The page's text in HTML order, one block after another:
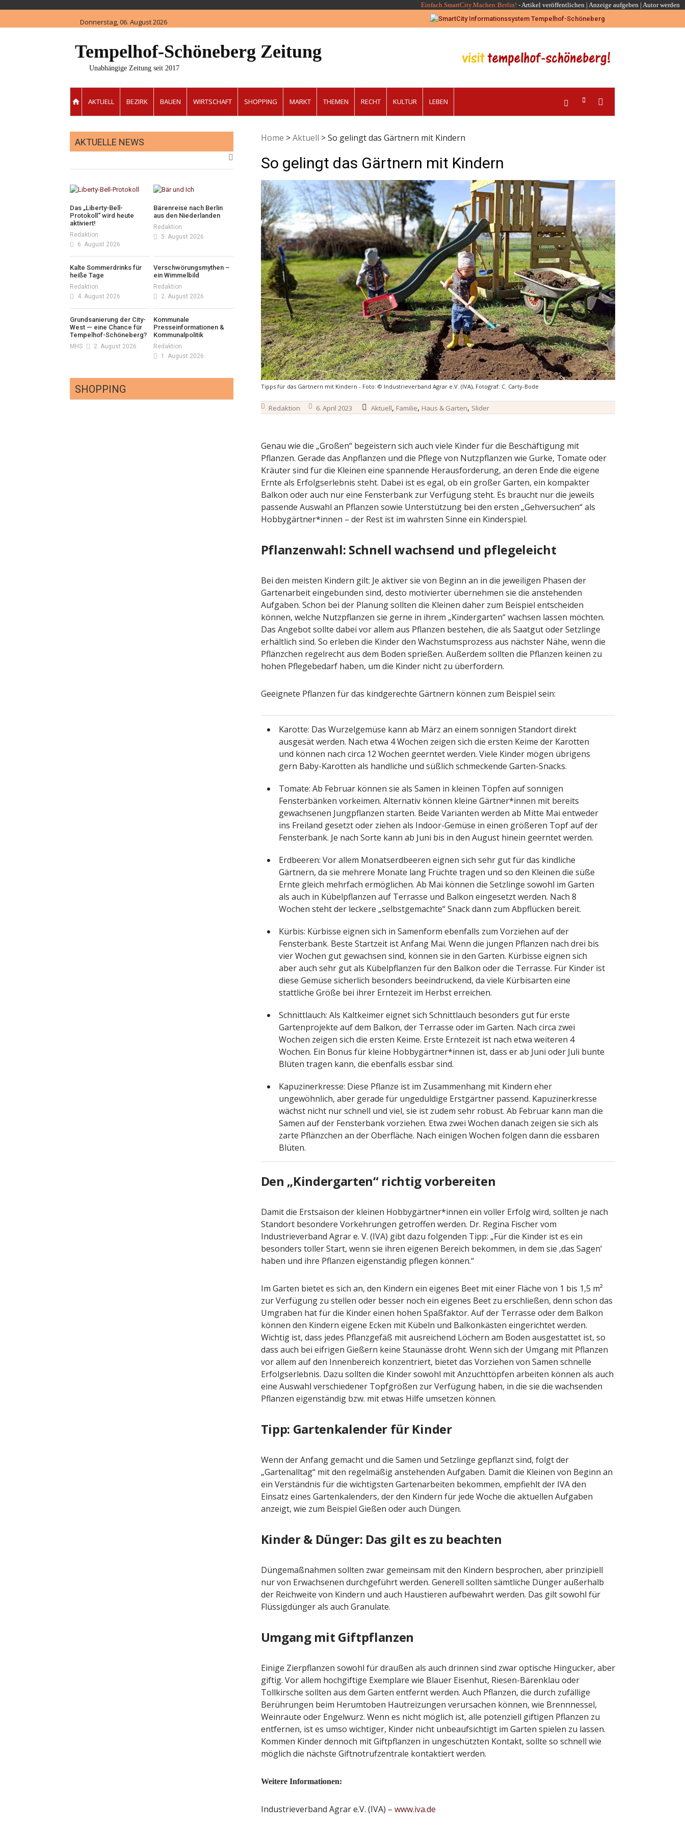
content
Einfach.SmartCity.Machen:Berlin! -Artikel veröffentlichen | Anzeige aufgeben | Autor werden
Donnerstag, 06. August 2026
Tempelhof-Schöneberg Zeitung
Unabhängige Zeitung seit 2017
AKTUELL BEZIRK BAUEN WIRTSCHAFT SHOPPING MARKT THEMEN RECHT KULTUR LEBEN
Home >Aktuell >So gelingt das Gärtnern mit Kindern
So gelingt das Gärtnern mit Kindern
Tipps für das Gärtnern mit Kindern - Foto: © Industrieverband Agrar e.V. (IVA), Fotograf: C. Carty-Bode
Redaktion 6. April 2023 Aktuell, Familie, Haus & Garten, Slider
Genau wie die „Großen“ begeistern sich auch viele Kinder für die Beschäftigung mit
Pflanzen. Gerade das Anpflanzen und die Pflege von Nutzpflanzen wie Gurke, Tomate oder
Kräuter sind für die Kleinen eine spannende Herausforderung, an deren Ende die eigene
Ernte als Erfolgserlebnis steht. Dabei ist es egal, ob ein großer Garten, ein kompakter
Balkon oder auch nur eine Fensterbank zur Verfügung steht. Es braucht nur die jeweils
passende Auswahl an Pflanzen sowie Unterstützung bei den ersten „Gehversuchen“ als
Hobbygärtner*innen – der Rest ist im wahrsten Sinne ein Kinderspiel.
Pflanzenwahl: Schnell wachsend und pflegeleicht
Bei den meisten Kindern gilt: Je aktiver sie von Beginn an in die jeweiligen Phasen der
Gartenarbeit eingebunden sind, desto motivierter übernehmen sie die anstehenden
Aufgaben. Schon bei der Planung sollten die Kleinen daher zum Beispiel entscheiden
können, welche Nutzpflanzen sie gerne in ihrem „Kindergarten“ wachsen lassen möchten.
Das Angebot sollte dabei vor allem aus Pflanzen bestehen, die als Saatgut oder Setzlinge
erhältlich sind. So erleben die Kinder den Wachstumsprozess aus nächster Nähe, wenn die
Pflänzchen regelrecht aus dem Boden sprießen. Außerdem sollten die Pflanzen keinen zu
hohen Pflegebedarf haben, um die Kinder nicht zu überfordern.
Geeignete Pflanzen für das kindgerechte Gärtnern können zum Beispiel sein:
Karotte: Das Wurzelgemüse kann ab März an einem sonnigen Standort direkt
ausgesät werden. Nach etwa 4 Wochen zeigen sich die ersten Keime der Karotten
und können nach circa 12 Wochen geerntet werden. Viele Kinder mögen übrigens
gern Baby-Karotten als handliche und süßlich schmeckende Garten-Snacks.
Tomate: Ab Februar können sie als Samen in kleinen Töpfen auf sonnigen
Fensterbänken vorkeimen. Alternativ können kleine Gärtner*innen mit bereits
gewachsenen Jungpflanzen starten. Beide Varianten werden ab Mitte Mai entweder
ins Freiland gesetzt oder ziehen als Indoor-Gemüse in einen größeren Topf auf der
Fensterbank. Je nach Sorte kann ab Juni bis in den August hinein geerntet werden.
Erdbeeren: Vor allem Monatserdbeeren eignen sich sehr gut für das kindliche
Gärtnern, da sie mehrere Monate lang Früchte tragen und so den Kleinen die süße
Ernte gleich mehrfach ermöglichen. Ab Mai können die Setzlinge sowohl im Garten
als auch in Kübelpflanzen auf Terrasse und Balkon eingesetzt werden. Nach 8
Wochen steht der leckere „selbstgemachte“ Snack dann zum Abpflücken bereit.
Kürbis: Kürbisse eignen sich in Samenform ebenfalls zum Vorziehen auf der
Fensterbank. Beste Startzeit ist Anfang Mai. Wenn die jungen Pflanzen nach drei bis
vier Wochen gut gewachsen sind, können sie in den Garten. Kürbisse eignen sich
aber auch sehr gut als Kübelpflanzen für den Balkon oder die Terrasse. Für Kinder ist
diese Gemüse sicherlich besonders beeindruckend, da viele Kürbisarten eine
stattliche Größe bei ihrer Erntezeit im Herbst erreichen.
Schnittlauch: Als Kaltkeimer eignet sich Schnittlauch besonders gut für erste
Gartenprojekte auf dem Balkon, der Terrasse oder im Garten. Nach circa zwei
Wochen zeigen sich die ersten Keime. Erste Erntezeit ist nach etwa weiteren 4
Wochen. Ein Bonus für kleine Hobbygärtner*innen ist, dass er ab Juni oder Juli bunte
Blüten tragen kann, die ebenfalls essbar sind.
Kapuzinerkresse: Diese Pflanze ist im Zusammenhang mit Kindern eher
ungewöhnlich, aber gerade für ungeduldige Erstgärtner passend. Kapuzinerkresse
wächst nicht nur schnell und viel, sie ist zudem sehr robust. Ab Februar kann man die
Samen auf der Fensterbank vorziehen. Etwa zwei Wochen danach zeigen sie sich als
zarte Pflänzchen an der Oberfläche. Nach einigen Wochen folgen dann die essbaren
Blüten.
Den „Kindergarten“ richtig vorbereiten
Damit die Erstsaison der kleinen Hobbygärtner*innen ein voller Erfolg wird, sollten je nach
Standort besondere Vorkehrungen getroffen werden. Dr. Regina Fischer vom
Industrieverband Agrar e. V. (IVA) gibt dazu folgenden Tipp: „Für die Kinder ist es ein
besonders toller Start, wenn sie ihren eigenen Bereich bekommen, in dem sie ‚das Sagen‘
haben und ihre Pflanzen eigenständig pflegen können.“
Im Garten bietet es sich an, den Kindern ein eigenes Beet mit einer Fläche von 1 bis 1,5 m²
zur Verfügung zu stellen oder besser noch ein eigenes Beet zu erschließen, denn schon das
Umgraben hat für die Kinder einen hohen Spaßfaktor. Auf der Terrasse oder dem Balkon
können den Kindern eigene Ecken mit Kübeln und Balkonkästen eingerichtet werden.
Wichtig ist, dass jedes Pflanzgefäß mit ausreichend Löchern am Boden ausgestattet ist, so
dass auch bei eifrigen Gießern keine Staunässe droht. Wenn sich der Umgang mit Pflanzen
vor allem auf den Innenbereich konzentriert, bietet das Vorziehen von Samen schnelle
Erfolgserlebnis. Dazu sollten die Kinder sowohl mit Anzuchttöpfen arbeiten können als auch
eine Auswahl verschiedener Topfgrößen zur Verfügung haben, in die sie die wachsenden
Pflanzen eigenständig bzw. mit etwas Hilfe umsetzen können.
Tipp: Gartenkalender für Kinder
Wenn der Anfang gemacht und die Samen und Setzlinge gepflanzt sind, folgt der
„Gartenalltag“ mit den regelmäßig anstehenden Aufgaben. Damit die Kleinen von Beginn an
ein Verständnis für die wichtigsten Gartenarbeiten bekommen, empfiehlt der IVA den
Einsatz eines Gartenkalenders, der den Kindern für jede Woche die aktuellen Aufgaben
anzeigt, wie zum Beispiel Gießen oder auch Düngen.
Kinder & Dünger: Das gilt es zu beachten
Düngemaßnahmen sollten zwar gemeinsam mit den Kindern besprochen, aber prinzipiell
nur von Erwachsenen durchgeführt werden. Generell sollten sämtliche Dünger außerhalb
der Reichweite von Kindern und auch Haustieren aufbewahrt werden. Das gilt sowohl für
Flüssigdünger als auch Granulate.
Umgang mit Giftpflanzen
Einige Zierpflanzen sowohl für draußen als auch drinnen sind zwar optische Hingucker, aber
giftig. Vor allem hochgiftige Exemplare wie Blauer Eisenhut, Riesen-Bärenklau oder
Tollkirsche sollten aus dem Garten entfernt werden. Auch Pflanzen, die durch zufällige
Berührungen beim Herumtoben Hautreizungen verursachen können, wie Brennnessel,
Weinraute oder Engelwurz. Wenn es nicht möglich ist, alle potenziell giftigen Pflanzen zu
entfernen, ist es umso wichtiger, Kinder nicht unbeaufsichtigt im Garten spielen zu lassen.
Kommen Kinder dennoch mit Giftpflanzen in ungeschützten Kontakt, sollte so schnell wie
möglich die nächste Giftnotrufzentrale kontaktiert werden.
Weitere Informationen:
Industrieverband Agrar e.V. (IVA) – www.iva.de
AKTUELLE NEWS
Das „Liberty-Bell-
Protokoll“ wird heute
aktiviert!
Redaktion
6. August 2026
Bärenreise nach Berlin
aus den Niederlanden
Redaktion
5. August 2026
Kalte Sommerdrinks für
heiße Tage
Redaktion
4. August 2026
Verschwörungsmythen –
ein Wimmelbild
Redaktion
2. August 2026
Grundsanierung der City-
West — eine Chance für
Tempelhof-Schöneberg?
MHS 2. August 2026
Kommunale
Presseinformationen &
Kommunalpolitik
Redaktion
1. August 2026
SHOPPING